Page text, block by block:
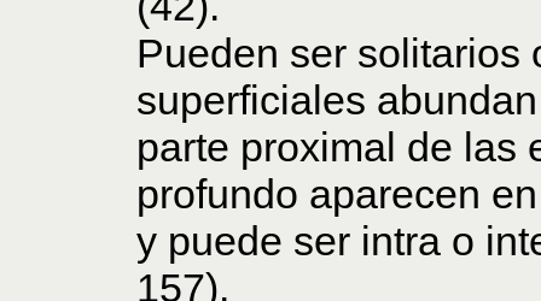
Pueden ser solitarios
superficiales
parte proximal de las
profundo aparecen
y puede ser intra o
157).